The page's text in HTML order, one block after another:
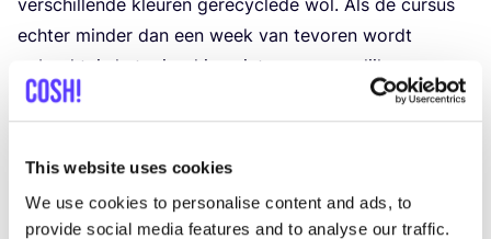
This website uses cookies
We use cookies to personalise content and ads, to
provide social media features and to analyse our traffic.
ech­ter min­der dan een week van tevo­ren wordt
geboekt, is het mis­schien niet meer moge­lijk om
mate­ri­a­len te bestellen.
Wat kun je leren?
Ste­ken opzet­ten, recht/​averechts brei­en, mos-steek